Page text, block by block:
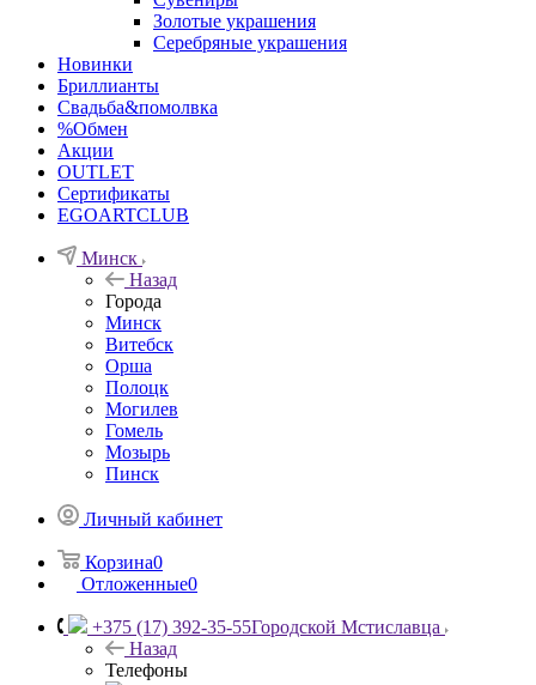
Золотые украшения
Серебряные украшения
Новинки
Бриллианты
Свадьба&помолвка
%Обмен
Акции
OUTLET
Сертификаты
EGOARTCLUB
Минск
Назад
Города
Минск
Витебск
Орша
Полоцк
Могилев
Гомель
Мозырь
Пинск
Личный кабинет
Корзина0
Отложенные0
+375 (17) 392-35-55Городской Мстиславца
Назад
Телефоны